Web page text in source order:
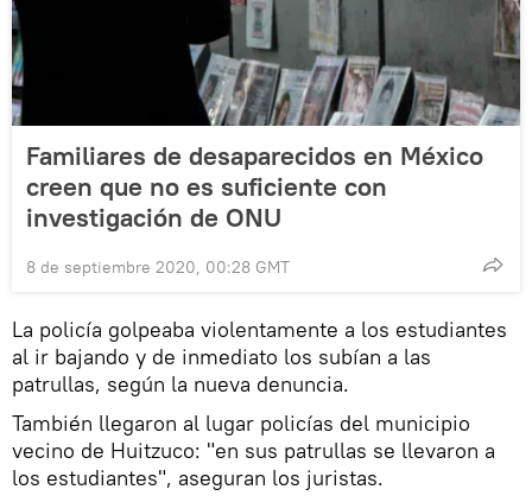
Familiares de desaparecidos en México
creen que no es suficiente con
investigación de ONU
8 de septiembre 2020, 00:28 GMT
La policía golpeaba violentamente a los estudiantes
al ir bajando y de inmediato los subían a las
patrullas, según la nueva denuncia.
También llegaron al lugar policías del municipio
vecino de Huitzuco: "en sus patrullas se llevaron a
los estudiantes", aseguran los juristas.